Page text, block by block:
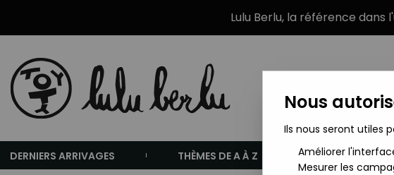
Lulu Berlu, la référence
DERNIERS ARRIVAGES THÈMES DE A À Z MARQUES
Nous
Ils nous seront utiles
Améliorer
Mesurer les